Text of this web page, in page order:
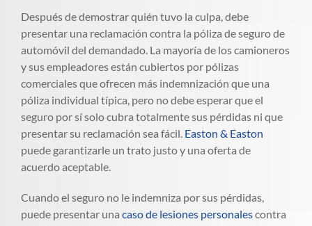
Después de demostrar quién tuvo la culpa, debe
presentar una reclamación contra la póliza de seguro de
automóvil del demandado. La mayoría de los camioneros
y sus empleadores están cubiertos por pólizas
comerciales que ofrecen más indemnización que una
póliza individual típica, pero no debe esperar que el
seguro por sí solo cubra totalmente sus pérdidas ni que
presentar su reclamación sea fácil. Easton & Easton
puede garantizarle un trato justo y una oferta de
acuerdo aceptable.
Cuando el seguro no le indemniza por sus pérdidas,
puede presentar una caso de lesiones personalescontra